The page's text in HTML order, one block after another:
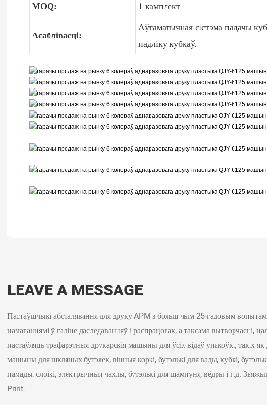
MOQ: 1 камплект
Асаблівасці:
Аўтаматычная сістэма падачы
падліку кубкаў.
LEAVE A MESSAGE
Пастаўшчыкі абсталявання для друку APM з больш чым 25-гадовым
намаганнямі ў галіне даследаванняў і распрацовак, а таксама вытворчасці,
пастаўляць трафарэтныя друкарскія машыны для ўсіх відаў упакоўкі, такіх як
машыны для шкляных бутэлек, вінныя коркі, бутэлькі для вады, кубкі,
памады, слоікі, электрычныя чахлы, бутэлькі для шампуня, вёдры і г.д.
Print.